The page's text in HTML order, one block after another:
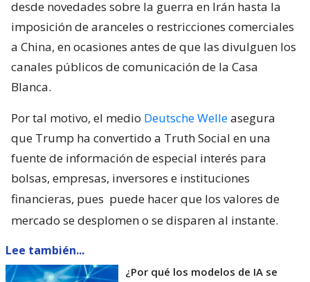
desde novedades sobre la guerra en Irán hasta la
imposición de aranceles o restricciones comerciales
a China, en ocasiones antes de que las divulguen los
canales públicos de comunicación de la Casa
Blanca.
Por tal motivo, el medio Deutsche Welleasegura
que Trump ha convertido a Truth Social en una
fuente de información de especial interés para
bolsas, empresas, inversores e instituciones
financieras, pues puede hacer que los valores de
mercado se desplomen o se disparen al instante.
Lee también...
¿Por qué los modelos de IA se